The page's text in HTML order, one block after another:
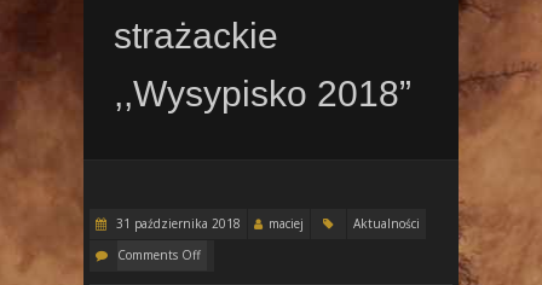
strażackie
,,Wysypisko 2018”
31 października 2018 maciej
Aktualności
Comments Off